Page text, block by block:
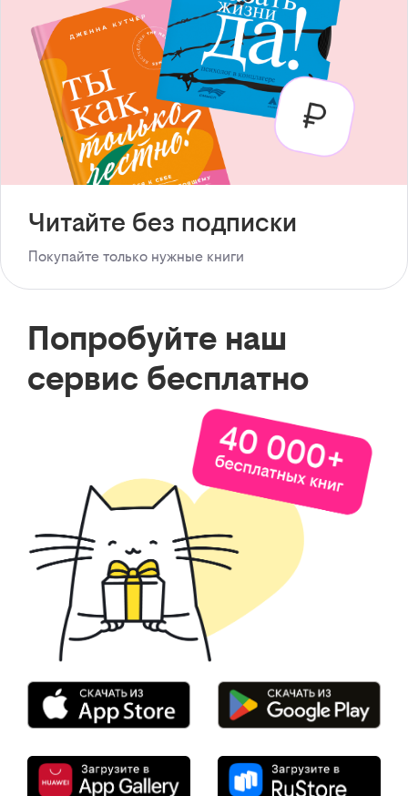
Читайте без подписки
Покупайте только нужные книги
Попробуйте наш
сервис бесплатно